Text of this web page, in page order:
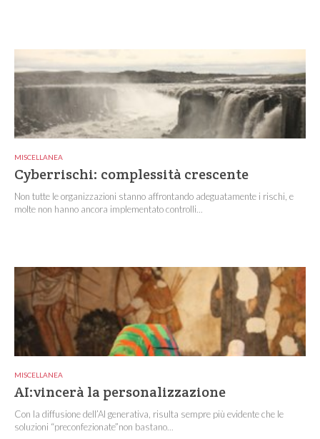
MISCELLANEA
Cyberrischi: complessità crescente
Non tutte le organizzazioni stanno affrontando adeguatamente i rischi, e
molte non hanno ancora implementato controlli...
MISCELLANEA
AI:vincerà la personalizzazione
Con la diffusione dell’AI generativa, risulta sempre più evidente che le
soluzioni “preconfezionate”non bastano...